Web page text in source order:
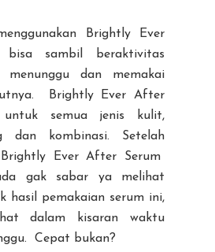
Brightly Ever
sambil beraktivitas
menunggu dan memakai
Brightly Ever After
untuk semua jenis kulit,
dan kombinasi. Setelah
Brightly Ever After Serum
gak sabar ya melihat
hasil pemakaian serum ini,
dalam kisaran waktu
Cepat bukan?